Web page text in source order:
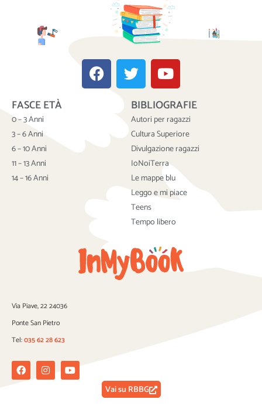
F
a
c
T
w
i
t
t
e
r
Y
o
u
t
u
b
e
FASCE ETÀ
0 – 3 Anni
3 – 6 Anni
6 – 10 Anni
11 – 13 Anni
14 – 16 Anni
BIBLIOGRAFIE
Autori per ragazzi
Cultura Superiore
Divulgazione ragazzi
IoNoiTerra
Le mappe blu
Leggo e mi piace
Teens
Tempo libero
Via Piave, 22 24036
Ponte San Pietro
Tel:035 62 28 623
FacebookInstagramYoutube
Vai su RBBG